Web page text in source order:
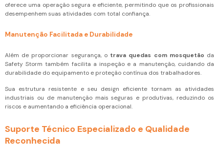
oferece uma operação segura e eficiente, permitindo que os profissionais
desempenhem suas atividades com total confiança.
Manutenção Facilitada e Durabilidade
Além de proporcionar segurança, o trava quedas com mosquetão da
Safety Storm também facilita a inspeção e a manutenção, cuidando da
durabilidade do equipamento e proteção contínua dos trabalhadores.
Sua estrutura resistente e seu design eficiente tornam as atividades
industriais ou de manutenção mais seguras e produtivas, reduzindo os
riscos e aumentando a eficiência operacional.
Suporte Técnico Especializado e Qualidade
Reconhecida